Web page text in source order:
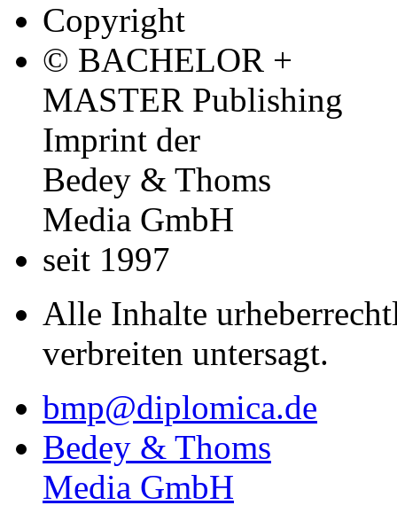
Copyright
© BACHELOR +
MASTER Publishing
Imprint der
Bedey & Thoms
Media GmbH
seit 1997
Alle Inhalte
verbreiten untersagt.
bmp@diplomica.de
Bedey & Thoms
Media GmbH